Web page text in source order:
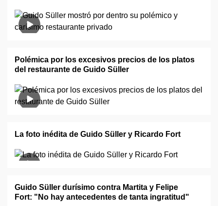
Polémica por los excesivos precios de los platos
del restaurante de Guido Süller
La foto inédita de Guido Süller y Ricardo Fort
Guido Süller durísimo contra Martita y Felipe
Fort: "No hay antecedentes de tanta ingratitud"